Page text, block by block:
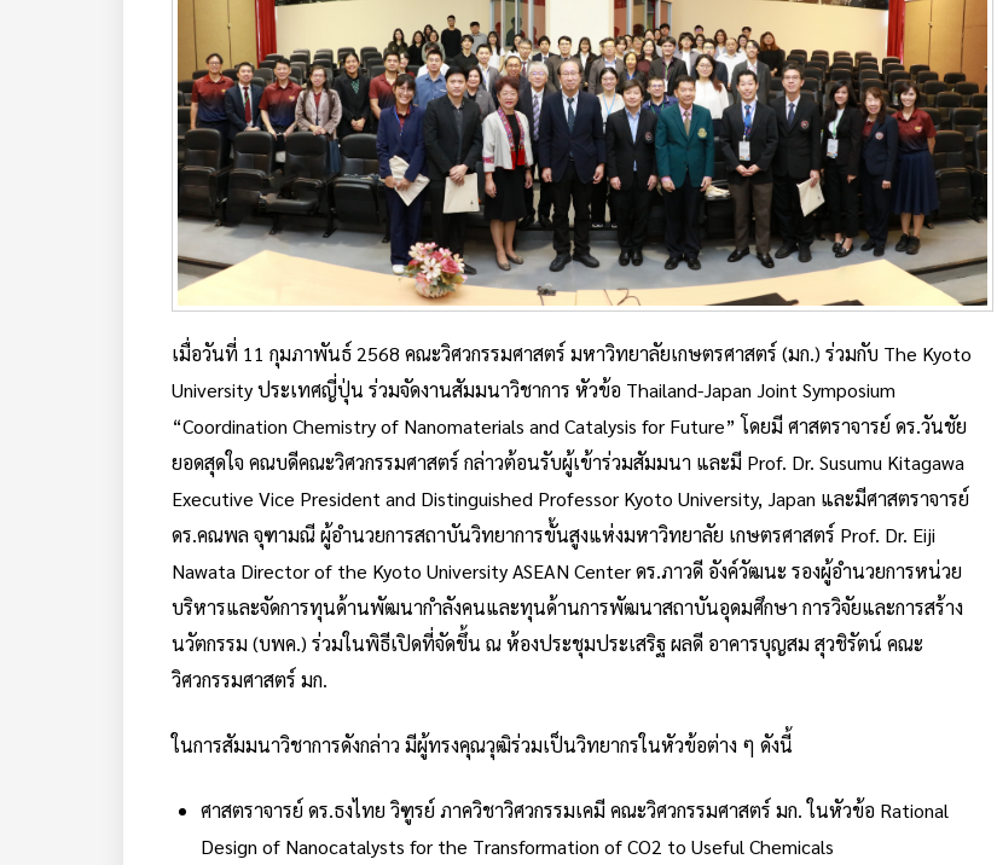
เมื่อวันที่ 11 กุมภาพันธ์ 2568 คณะวิศวกรรมศาสตร์ มหาวิทยาลัยเกษตรศาสตร์ (มก.) ร่วมกับ The Kyoto
University ประเทศญี่ปุ่น ร่วมจัดงานสัมมนาวิชาการ หัวข้อ Thailand-Japan Joint Symposium
“Coordination Chemistry of Nanomaterials and Catalysis for Future” โดยมี ศาสตราจารย์ ดร.วันชัย
ยอดสุดใจ คณบดีคณะวิศวกรรมศาสตร์ กล่าวต้อนรับผู้เข้าร่วมสัมมนา และมี Prof. Dr. Susumu Kitagawa
Executive Vice President and Distinguished Professor Kyoto University, Japan และมีศาสตราจารย์
ดร.คณพล จุฑามณี ผู้อำนวยการสถาบันวิทยาการขั้นสูงแห่งมหาวิทยาลัย เกษตรศาสตร์ Prof. Dr. Eiji
Nawata Director of the Kyoto University ASEAN Center ดร.ภาวดี อังค์วัฒนะ รองผู้อำนวยการหน่วย
บริหารและจัดการทุนด้านพัฒนากำลังคนและทุนด้านการพัฒนาสถาบันอุดมศึกษา การวิจัยและการสร้าง
นวัตกรรม (บพค.) ร่วมในพิธีเปิดที่จัดขึ้น ณ ห้องประชุมประเสริฐ ผลดี อาคารบุญสม สุวชิรัตน์ คณะ
วิศวกรรมศาสตร์ มก.
ในการสัมมนาวิชาการดังกล่าว มีผู้ทรงคุณวุฒิร่วมเป็นวิทยากรในหัวข้อต่าง ๆ ดังนี้
ศาสตราจารย์ ดร.ธงไทย วิฑูรย์ ภาควิชาวิศวกรรมเคมี คณะวิศวกรรมศาสตร์ มก. ในหัวข้อ Rational
Design of Nanocatalysts for the Transformation of CO2 to Useful Chemicals